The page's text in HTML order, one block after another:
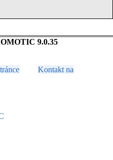
9.0.35
Kontakt na